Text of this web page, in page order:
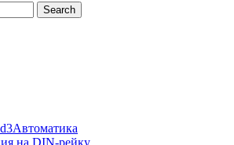
Search
Автоматика